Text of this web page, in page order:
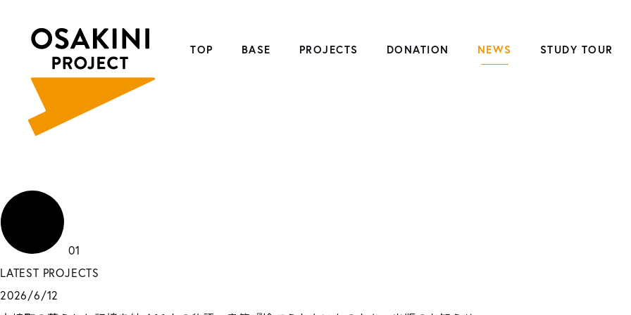
TOP BASE PROJECTS DONATION NEWS STUDY TOUR
01
LATEST PROJECTS
2026/6/12